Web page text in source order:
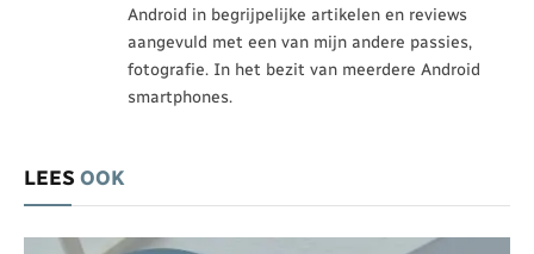
Android in begrijpelijke artikelen en reviews
aangevuld met een van mijn andere passies,
fotografie. In het bezit van meerdere Android
smartphones.
LEES OOK